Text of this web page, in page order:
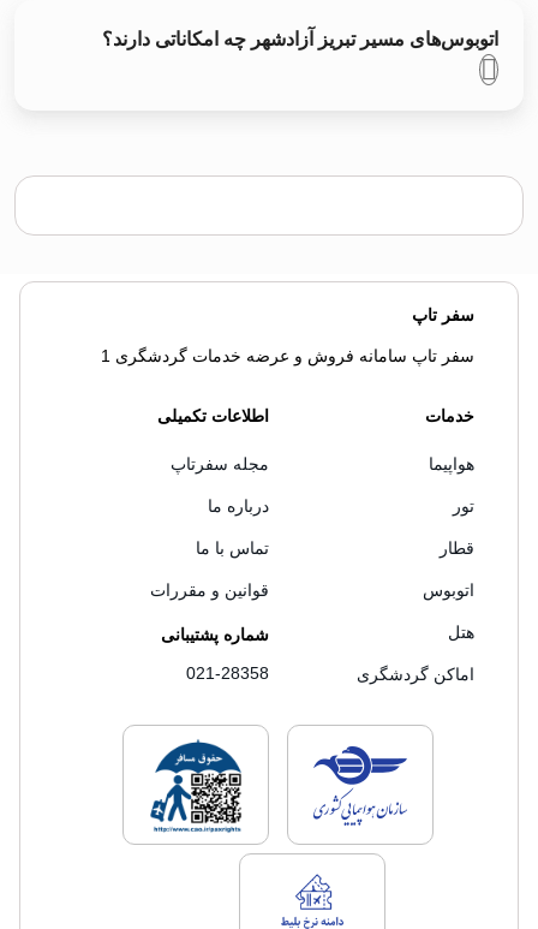
اتوبوس‌های مسیر تبريز آزادشهر چه امکاناتی دارند؟
سفر تاپ
سفر تاپ سامانه فروش و عرضه خدمات گردشگری 1
خدمات
هواپیما
تور
قطار
اتوبوس
هتل
اماکن گردشگری
اطلاعات تکمیلی
مجله سفرتاپ
درباره ما
تماس با ما
قوانین و مقررات
شماره پشتیبانی
021-28358
لایسنس های فروش سفرتاپلایسنس های
لایسنس های فروش سفرتاپ